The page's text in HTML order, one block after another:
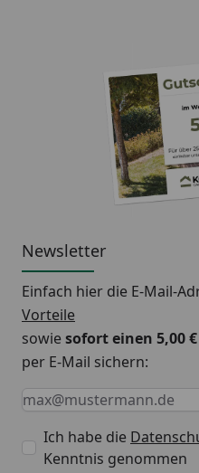
Newsletter
Einfach hier die E-Mail-
Vorteile
sowiesofort einen 5,00
per E-Mail sichern:
Keine Eingabe
Eingabe erforderlich
E-Mail *
Ich habe die
Kenntnis genommen